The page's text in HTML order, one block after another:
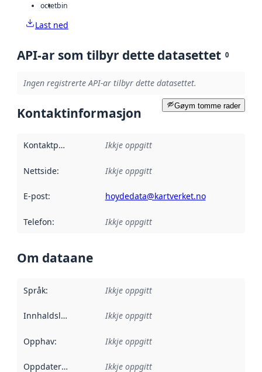
octetbin
Last ned
API-ar som tilbyr dette datasettet 0
Ingen registrerte API-ar tilbyr dette datasettet.
Gøym tomme rader
Kontaktinformasjon
Kontaktpunkt Ikkje oppgitt
Nettside: Ikkje oppgitt
E-post: hoydedata@kartverket.no
Telefon: Ikkje oppgitt
Om dataane
Språk: Ikkje oppgitt
Innhaldsleverandørar :
Ikkje oppgitt
Opphav: Ikkje oppgitt
Oppdateringsfrekvens :
Ikkje oppgitt